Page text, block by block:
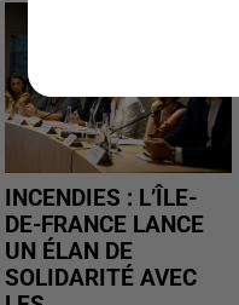
INCENDIES : L’ÎLE-
DE-FRANCE LANCE
UN ÉLAN DE
SOLIDARITÉ AVEC